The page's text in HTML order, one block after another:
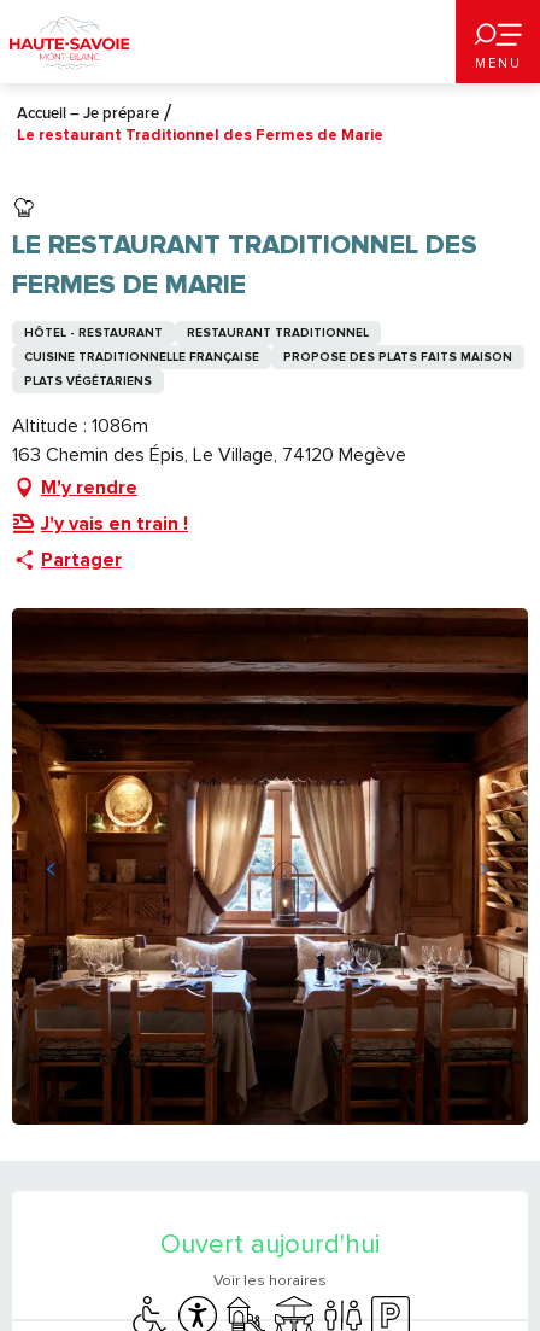
au
contenu
principal
MENU
Accueil – Je prépare
Le restaurant Traditionnel des Fermes de Marie
LE RESTAURANT TRADITIONNEL DES
FERMES DE MARIE
HÔTEL - RESTAURANT
RESTAURANT TRADITIONNEL
CUISINE TRADITIONNELLE FRANÇAISE
PROPOSE DES PLATS FAITS MAISON
PLATS VÉGÉTARIENS
Altitude : 1086m
163 Chemin des Épis, Le Village, 74120 Megève
M'y rendre
J'y vais en train !
Partager
Ouvert aujourd'hui
Voir les horaires
Accès handicapés
AccessibilitéJeux pour enfants / Espace jeux
TerrasseToilettesParking